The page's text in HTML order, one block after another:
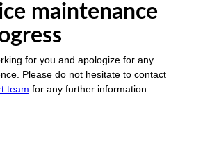
maintenance
for you and apologize for any
Please do not hesitate to contact
team for any further information